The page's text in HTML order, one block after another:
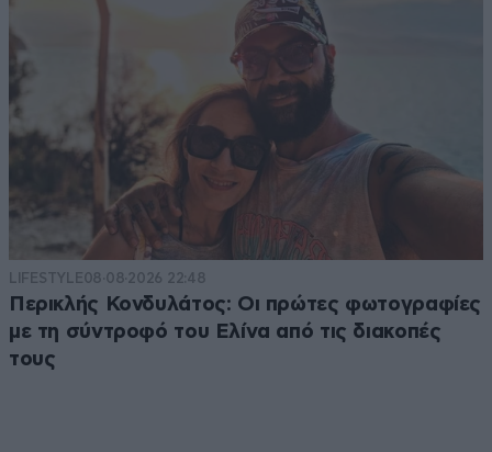
LIFESTYLE08·08·2026 22:48
Περικλής Κονδυλάτος: Οι πρώτες φωτογραφίες
με τη σύντροφό του Ελίνα από τις διακοπές
τους